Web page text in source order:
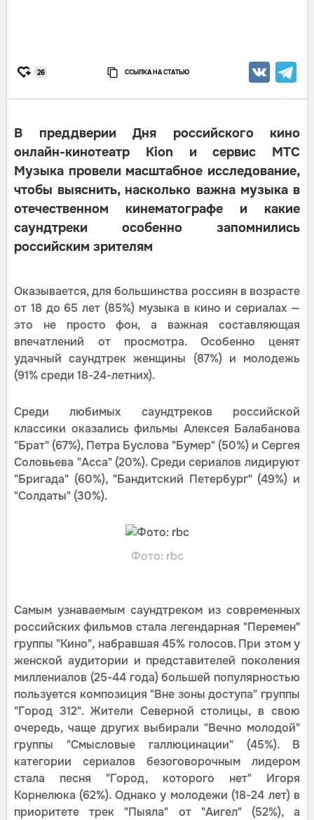
26 ССЫЛКА НА СТАТЬЮ
В преддверии Дня российского кино
онлайн-кинотеатр Kion и сервис МТС
Музыка провели масштабное исследование,
чтобы выяснить, насколько важна музыка в
отечественном кинематографе и какие
саундтреки особенно запомнились
российским зрителям
Оказывается, для большинства россиян в возрасте
от 18 до 65 лет (85%) музыка в кино и сериалах —
это не просто фон, а важная составляющая
впечатлений от просмотра. Особенно ценят
удачный саундтрек женщины (87%) и молодежь
(91% среди 18-24-летних).
Среди любимых саундтреков российской
классики оказались фильмы Алексея Балабанова
"Брат" (67%), Петра Буслова "Бумер" (50%) и Сергея
Соловьева "Асса" (20%). Среди сериалов лидируют
"Бригада" (60%), "Бандитский Петербург" (49%) и
"Солдаты" (30%).
Фото: rbc
Самым узнаваемым саундтреком из современных
российских фильмов стала легендарная "Перемен"
группы "Кино", набравшая 45% голосов. При этом у
женской аудитории и представителей поколения
миллениалов (25-44 года) большей популярностью
пользуется композиция "Вне зоны доступа" группы
"Город 312". Жители Северной столицы, в свою
очередь, чаще других выбирали "Вечно молодой"
группы "Смысловые галлюцинации" (45%). В
категории сериалов безоговорочным лидером
стала песня "Город, которого нет" Игоря
Корнелюка (62%). Однако у молодежи (18-24 лет) в
приоритете трек "Пыяла" от "Аигел" (52%), а